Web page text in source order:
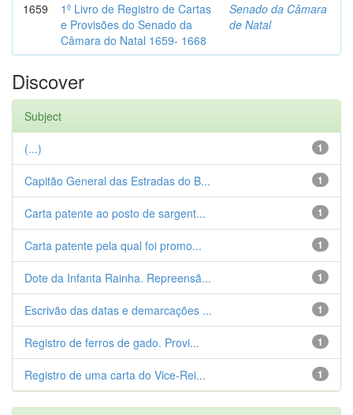
1659
1º Livro de Registro de Cartas
e Provisões do Senado da
Câmara do Natal 1659- 1668
Senado da Câmara
de Natal
Discover
Subject
1
(...)
1
Capitão General das Estradas do B...
1
Carta patente ao posto de sargent...
1
Carta patente pela qual foi promo...
1
Dote da Infanta Rainha. Repreensã...
1
Escrivão das datas e demarcações ...
1
Registro de ferros de gado. Provi...
1
Registro de uma carta do Vice-Rei...